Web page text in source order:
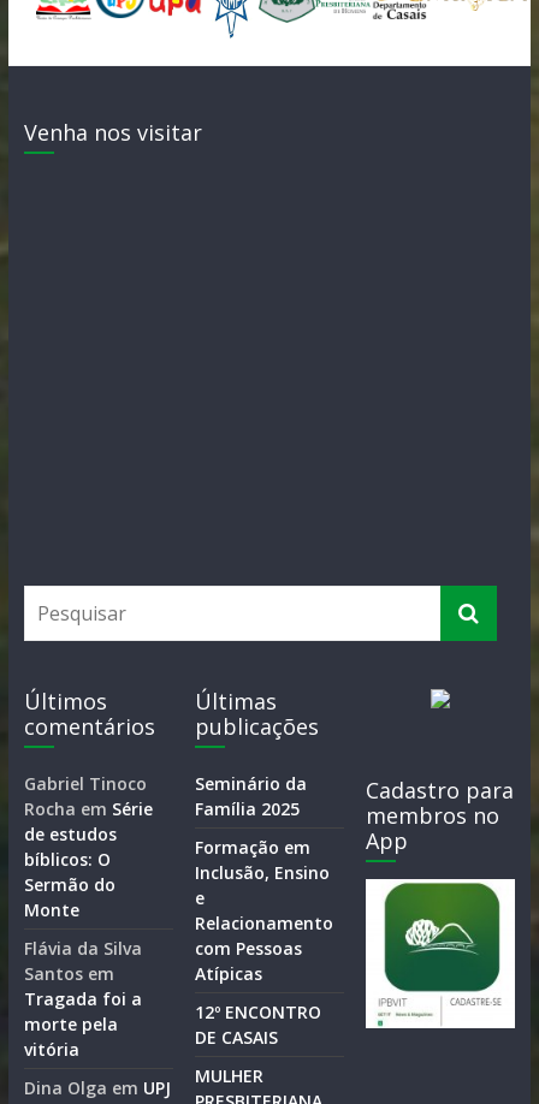
Venha nos visitar
Últimos
comentários
Gabriel Tinoco
Rocha em Série
de estudos
bíblicos: O
Sermão do
Monte
Flávia da Silva
Santosem
Tragada foi a
morte pela
vitória
Dina Olga em UPJ
Últimas
publicações
Seminário da
Família 2025
Formação em
Inclusão, Ensino
e
Relacionamento
com Pessoas
Atípicas
12º ENCONTRO
DE CASAIS
MULHER
Cadastro para
membros no
App